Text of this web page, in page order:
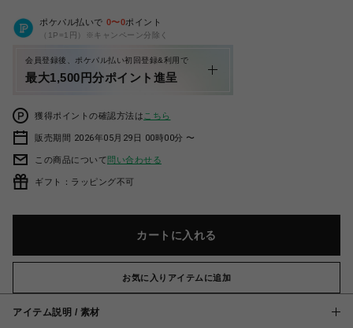
ポケパル払いで 0〜0ポイント
（1P=1円）※キャンペーン分除く
会員登録後、ポケパル払い初回登録&利用で
最大1,500円分ポイント進呈
獲得ポイントの確認方法は こちら
販売期間 2026年05月29日 00時00分 〜
この商品について問い合わせる
ギフト：ラッピング不可
カートに入れる
お気に入りアイテムに追加
アイテム説明 / 素材